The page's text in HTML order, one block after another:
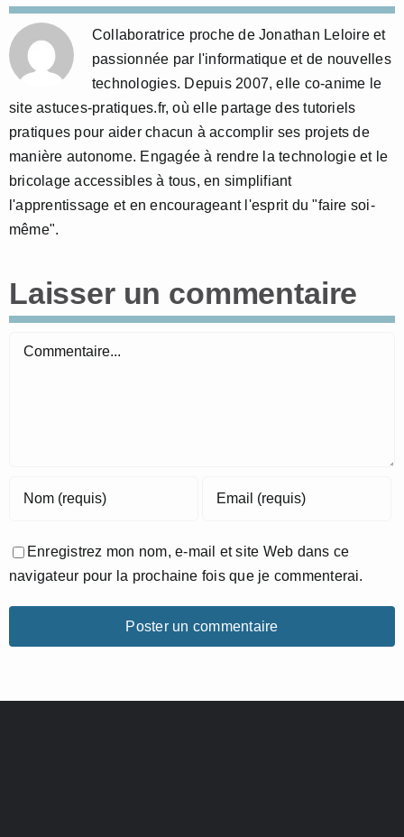
Collaboratrice proche de Jonathan Leloire et
passionnée par l'informatique et de nouvelles
technologies. Depuis 2007, elle co-anime le
site astuces-pratiques.fr, où elle partage des tutoriels
pratiques pour aider chacun à accomplir ses projets de
manière autonome. Engagée à rendre la technologie et le
bricolage accessibles à tous, en simplifiant
l'apprentissage et en encourageant l'esprit du "faire soi-
même".
Laisser un commentaire
Commentaire
Enregistrez mon nom, e-mail et site Web dans ce
navigateur pour la prochaine fois que je commenterai.